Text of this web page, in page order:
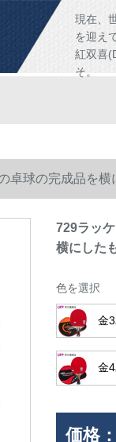
現在、
を迎え
紅双喜
そ。
球の完成品を横
729ラッ
横にした
色を選択
金
金
価格：